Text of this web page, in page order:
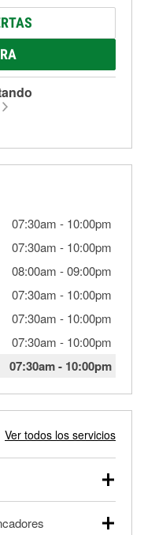
07:30am - 10:00pm
07:30am - 10:00pm
08:00am -09:00pm
07:30am - 10:00pm
07:30am - 10:00pm
07:30am - 10:00pm
07:30am- 10:00pm
Ver todos los servicios
y